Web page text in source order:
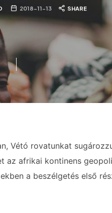
2018-11-13 SHARE
Vétó rovatunkat
az afrikai kontinens
a beszélgetés első